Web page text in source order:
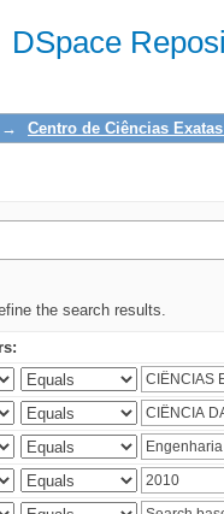
DSpace
→ Centro de Ciências
the search results.